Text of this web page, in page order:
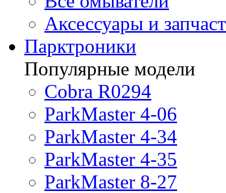
Аксессуары и
Парктроники
Популярные модели
Cobra R0294
ParkMaster 4-06
ParkMaster 4-34
ParkMaster 4-35
ParkMaster 8-27